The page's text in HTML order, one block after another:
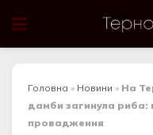
Головна » Новини » На
дамби загинула риба:
провадження